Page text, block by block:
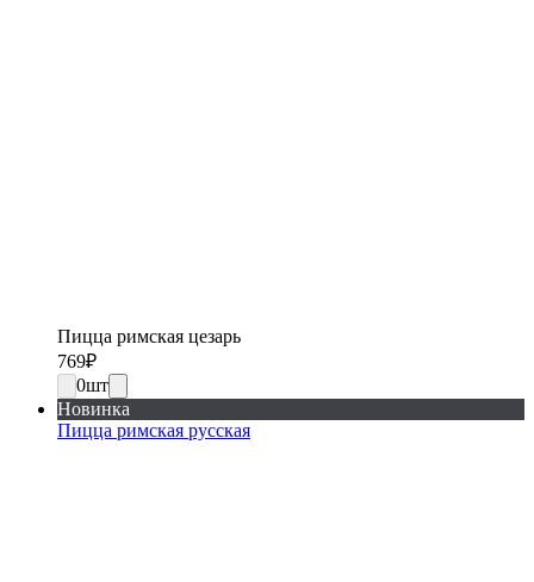
Пицца римская цезарь
769₽
0шт
Новинка
Пицца римская русская